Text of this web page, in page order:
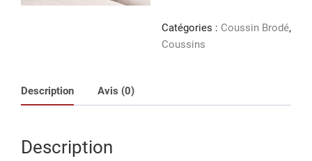
brodé
Ramadan
Catégories : Coussin Brodé,
Coussins
Description Avis (0)
Description